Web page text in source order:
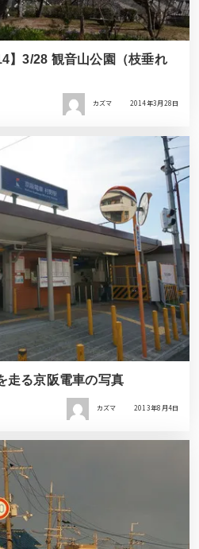
】3/28 観音山公園（枝垂れ
カズマ 2014年3月28日
走る京阪電車の写真
カズマ 2013年8月4日